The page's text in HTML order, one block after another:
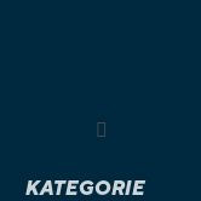
KATEGORIE